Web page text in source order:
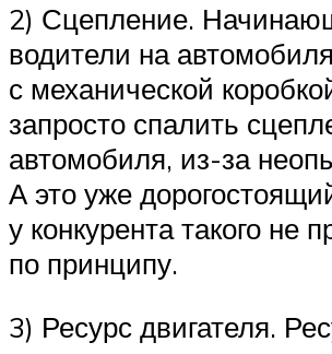
2) Сцепление.
водители на
с механической
запросто спалить
автомобиля, из-за
А это уже
у конкурента такого не
по принципу.
3) Ресурс двигателя.